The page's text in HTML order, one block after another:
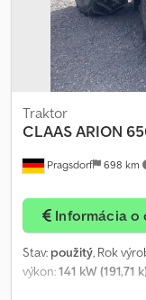
Skladovacie miesto:
Pragsdorf 698 km
Traktor
CLAASARION
Informácia o
Stav: použitý, Rok
výkon:141 kW (191,71
, veľkosť